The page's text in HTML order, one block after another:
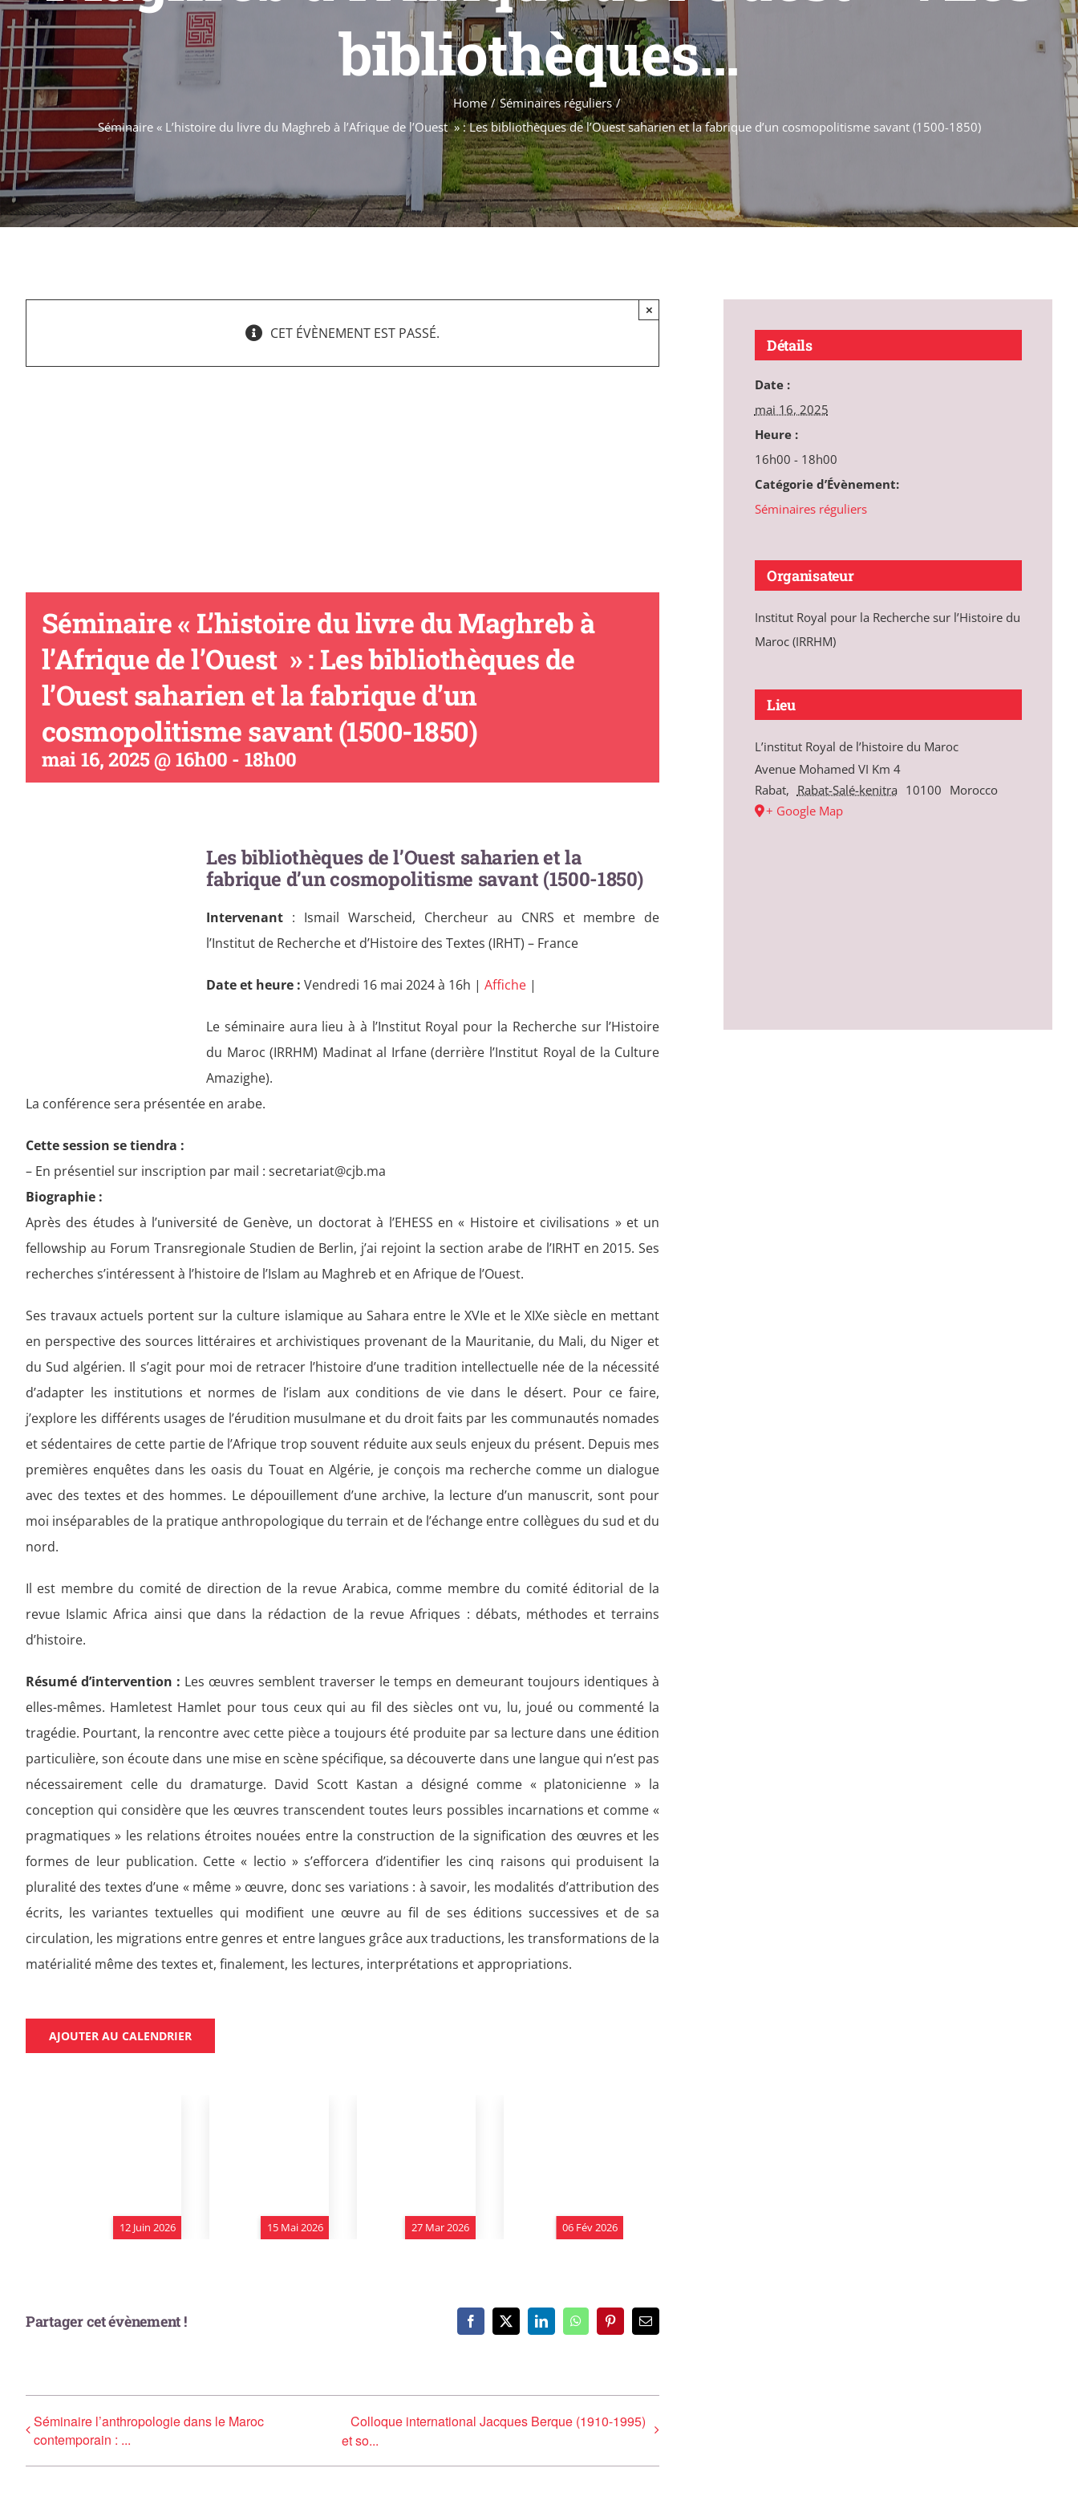
bibliothèques...
Home
Séminaires réguliers
Séminaire « L’histoire du livre du Maghreb à l’Afrique de l’Ouest » : Les bibliothèques de l’Ouest saharien et la fabrique d’un cosmopolitisme savant (1500-1850)
CET ÉVÈNEMENT EST PASSÉ.
×
Séminaire « L’histoire du livre du Maghreb à
l’Afrique de l’Ouest » : Les bibliothèques de
l’Ouest saharien et la fabrique d’un
cosmopolitisme savant (1500-1850)
mai 16, 2025 @ 16h00 - 18h00
Les bibliothèques de l’Ouest saharien et la
fabrique d’un cosmopolitisme savant (1500-1850)
Intervenant : Ismail Warscheid, Chercheur au CNRS et membre de
l’Institut de Recherche et d’Histoire des Textes (IRHT) – France
Date et heure : Vendredi 16 mai 2024 à 16h | Affiche |
Le séminaire aura lieu à à l’Institut Royal pour la Recherche sur l’Histoire
du Maroc (IRRHM) Madinat al Irfane (derrière l’Institut Royal de la Culture
Amazighe).
La conférence sera présentée en arabe.
Cette session se tiendra :
– En présentiel sur inscription par mail : secretariat@cjb.ma
Biographie :
Après des études à l’université de Genève, un doctorat à l’EHESS en « Histoire et civilisations » et un
fellowship au Forum Transregionale Studien de Berlin, j’ai rejoint la section arabe de l’IRHT en 2015. Ses
recherches s’intéressent à l’histoire de l’Islam au Maghreb et en Afrique de l’Ouest.
Ses travaux actuels portent sur la culture islamique au Sahara entre le XVIe et le XIXe siècle en mettant
en perspective des sources littéraires et archivistiques provenant de la Mauritanie, du Mali, du Niger et
du Sud algérien. Il s’agit pour moi de retracer l’histoire d’une tradition intellectuelle née de la nécessité
d’adapter les institutions et normes de l’islam aux conditions de vie dans le désert. Pour ce faire,
j’explore les différents usages de l’érudition musulmane et du droit faits par les communautés nomades
et sédentaires de cette partie de l’Afrique trop souvent réduite aux seuls enjeux du présent. Depuis mes
premières enquêtes dans les oasis du Touat en Algérie, je conçois ma recherche comme un dialogue
avec des textes et des hommes. Le dépouillement d’une archive, la lecture d’un manuscrit, sont pour
moi inséparables de la pratique anthropologique du terrain et de l’échange entre collègues du sud et du
nord.
Il est membre du comité de direction de la revue Arabica, comme membre du comité éditorial de la
revue Islamic Africa ainsi que dans la rédaction de la revue Afriques : débats, méthodes et terrains
d’histoire.
Résumé d’intervention : Les œuvres semblent traverser le temps en demeurant toujours identiques à
elles-mêmes. Hamletest Hamlet pour tous ceux qui au fil des siècles ont vu, lu, joué ou commenté la
tragédie. Pourtant, la rencontre avec cette pièce a toujours été produite par sa lecture dans une édition
particulière, son écoute dans une mise en scène spécifique, sa découverte dans une langue qui n’est pas
nécessairement celle du dramaturge. David Scott Kastan a désigné comme « platonicienne » la
conception qui considère que les œuvres transcendent toutes leurs possibles incarnations et comme «
pragmatiques » les relations étroites nouées entre la construction de la signification des œuvres et les
formes de leur publication. Cette « lectio » s’efforcera d’identifier les cinq raisons qui produisent la
pluralité des textes d’une « même » œuvre, donc ses variations : à savoir, les modalités d’attribution des
écrits, les variantes textuelles qui modifient une œuvre au fil de ses éditions successives et de sa
circulation, les migrations entre genres et entre langues grâce aux traductions, les transformations de la
matérialité même des textes et, finalement, les lectures, interprétations et appropriations.
AJOUTER AU CALENDRIER
Partager cet évènement ! Facebook
X LinkedInWhatsAppPinterestEmail
Séminaire l’anthropologie dans le Maroc
contemporain : ...
Colloque international Jacques Berque (1910-1995)
et so...
Détails
Date :
mai 16, 2025
Heure :
16h00 - 18h00
Catégorie d’Évènement:
Séminaires réguliers
Organisateur
Institut Royal pour la Recherche sur l’Histoire du
Maroc (IRRHM)
Lieu
L’institut Royal de l’histoire du Maroc
Avenue Mohamed VI Km 4
Rabat, Rabat-Salé-kenitra 10100 Morocco
+ Google Map